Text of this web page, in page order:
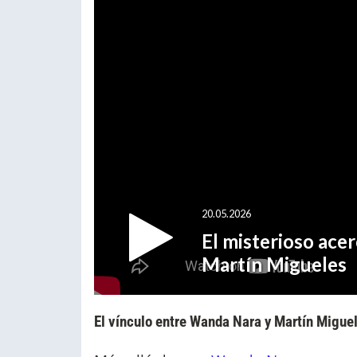
El vínculo entre Wanda Nara y Martín